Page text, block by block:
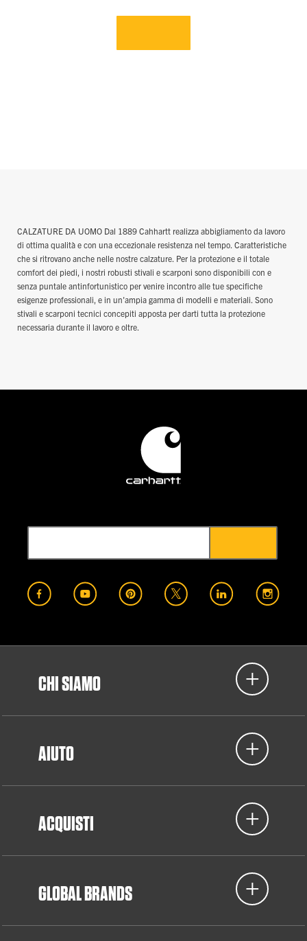
CALZATURE DA UOMO Dal 1889 Cahhartt realizza abbigliamento da lavoro
di ottima qualità e con una eccezionale resistenza nel tempo. Caratteristiche
che si ritrovano anche nelle nostre calzature. Per la protezione e il totale
comfort dei piedi, i nostri robusti stivali e scarponi sono disponibili con e
senza puntale antinfortunistico per venire incontro alle tue specifiche
esigenze professionali, e in un'ampia gamma di modelli e materiali. Sono
stivali e scarponi tecnici concepiti apposta per darti tutta la protezione
necessaria durante il lavoro e oltre.
CHI SIAMO
AIUTO
ACQUISTI
GLOBAL BRANDS